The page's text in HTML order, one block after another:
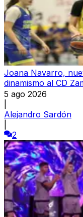
Joana Navarro,
dinamismo al CD
5 ago 2026
Alejandro Sardón
2